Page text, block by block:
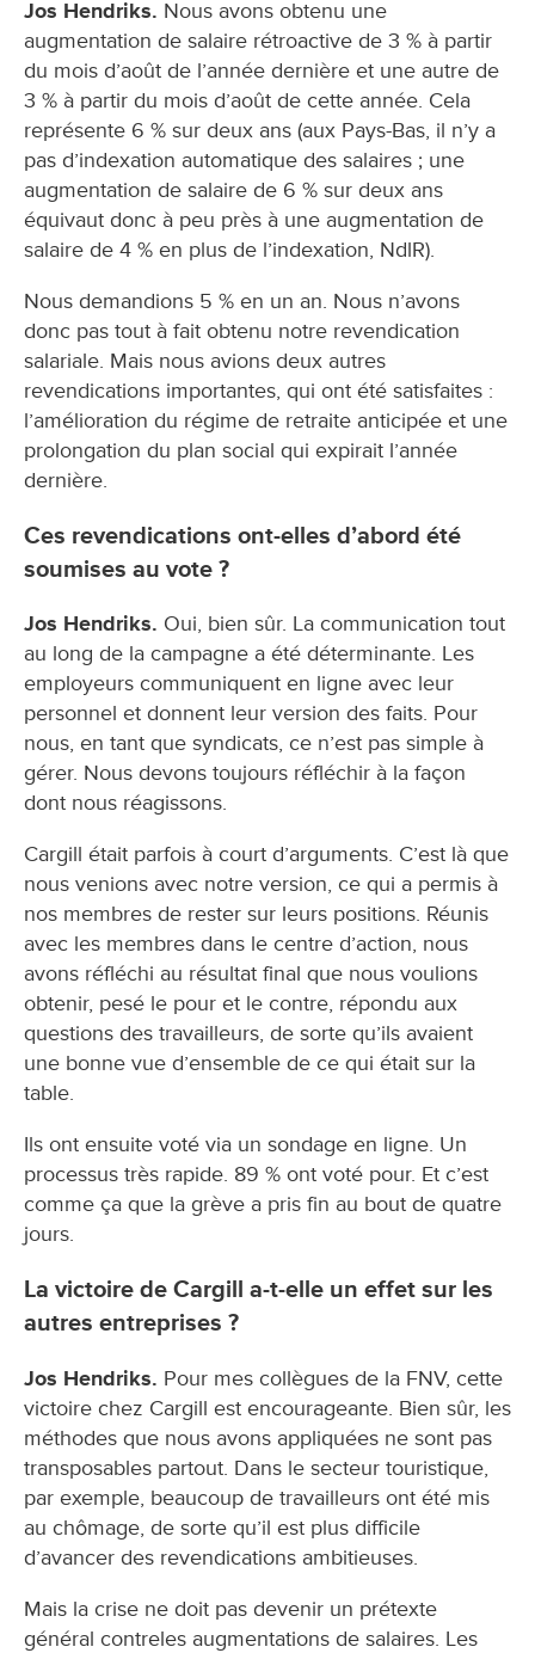
Jos Hendriks. Nous avons obtenu une
augmentation de salaire rétroactive de 3 % à partir
du mois d’août de l’année dernière et une autre de
3 % à partir du mois d’août de cette année. Cela
représente 6 % sur deux ans (aux Pays-Bas, il n’y a
pas d’indexation automatique des salaires ; une
augmentation de salaire de 6 % sur deux ans
équivaut donc à peu près à une augmentation de
salaire de 4 % en plus de l’indexation, NdlR).
Nous demandions 5 % en un an. Nous n’avons
donc pas tout à fait obtenu notre revendication
salariale. Mais nous avions deux autres
revendications importantes, qui ont été satisfaites :
l’amélioration du régime de retraite anticipée et une
prolongation du plan social qui expirait l’année
dernière.
Ces revendications ont-elles d’abord été
soumises au vote ?
Jos Hendriks. Oui, bien sûr. La communication tout
au long de la campagne a été déterminante. Les
employeurs communiquent en ligne avec leur
personnel et donnent leur version des faits. Pour
nous, en tant que syndicats, ce n’est pas simple à
gérer. Nous devons toujours réfléchir à la façon
dont nous réagissons.
Cargill était parfois à court d’arguments. C’est là que
nous venions avec notre version, ce qui a permis à
nos membres de rester sur leurs positions. Réunis
avec les membres dans le centre d’action, nous
avons réfléchi au résultat final que nous voulions
obtenir, pesé le pour et le contre, répondu aux
questions des travailleurs, de sorte qu’ils avaient
une bonne vue d’ensemble de ce qui était sur la
table.
Ils ont ensuite voté via un sondage en ligne. Un
processus très rapide. 89 % ont voté pour. Et c’est
comme ça que la grève a pris fin au bout de quatre
jours.
La victoire de Cargill a-t-elle un effet sur les
autres entreprises ?
Jos Hendriks. Pour mes collègues de la FNV, cette
victoire chez Cargill est encourageante. Bien sûr, les
méthodes que nous avons appliquées ne sont pas
transposables partout. Dans le secteur touristique,
par exemple, beaucoup de travailleurs ont été mis
au chômage, de sorte qu’il est plus difficile
d’avancer des revendications ambitieuses.
Mais la crise ne doit pas devenir un prétexte
général contreles augmentations de salaires. Les